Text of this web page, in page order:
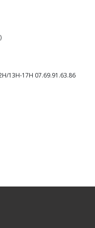
13H-17H 07.69.91.63.86